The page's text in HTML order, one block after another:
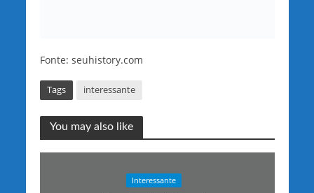
Fonte: seuhistory.com
Tags interessante
You may also like
Interessante